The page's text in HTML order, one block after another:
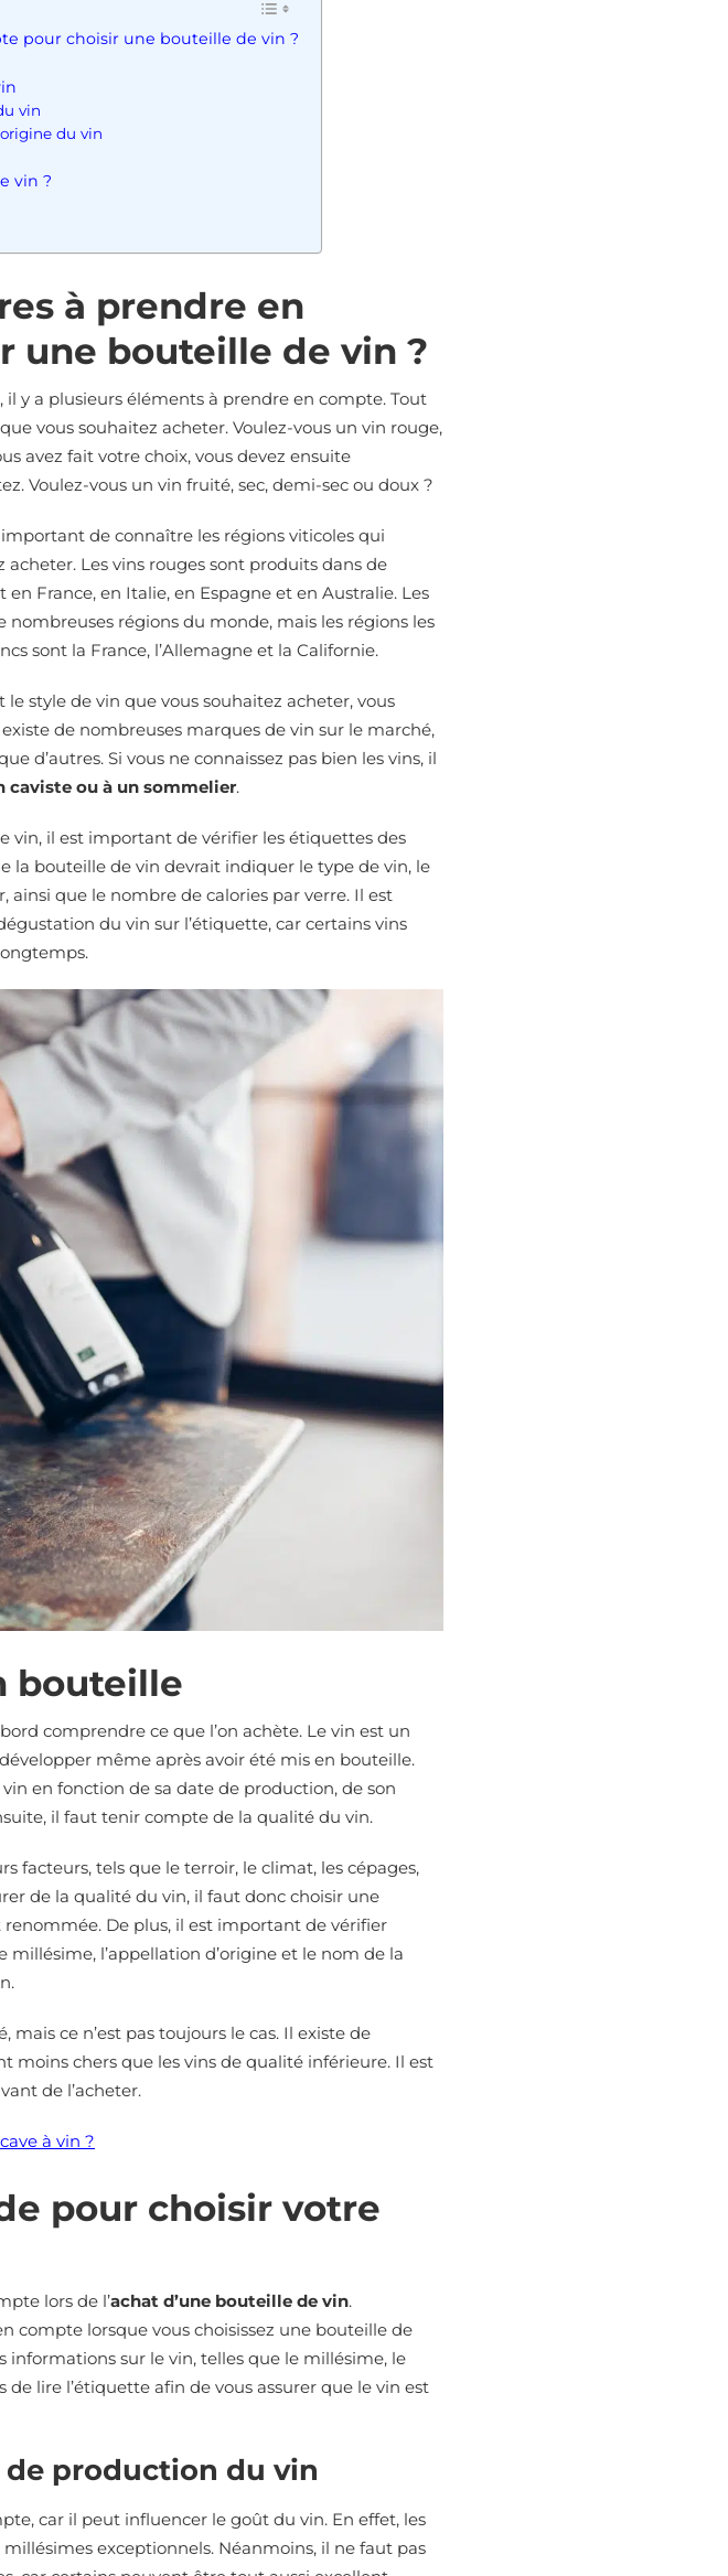
pour choisir une bouteille de vin ?
vin
du vin
vin ?
à prendre en
une bouteille de vin ?
il y a plusieurs éléments à prendre en compte. Tout
que vous souhaitez acheter. Voulez-vous un vin rouge,
avez fait votre choix, vous devez ensuite
Voulez-vous un vin fruité, sec, demi-sec ou doux ?
de connaître les régions viticoles qui
Les vins rouges sont produits dans de
France, en Italie, en Espagne et en Australie. Les
régions du monde, mais les régions les
sont la France, l’Allemagne et la Californie.
style de vin que vous souhaitez acheter, vous
existe de nombreuses marques de vin sur le marché,
d’autres. Si vous ne connaissez pas bien les vins, il
caviste ou à un sommelier.
vin, il est important de vérifier les étiquettes des
la bouteille de vin devrait indiquer le type de vin, le
ainsi que le nombre de calories par verre. Il est
du vin sur l’étiquette, car certains vins
bouteille
comprendre ce que l’on achète. Le vin est un
même après avoir été mis en bouteille.
en fonction de sa date de production, de son
il faut tenir compte de la qualité du vin.
facteurs, tels que le terroir, le climat, les cépages,
de la qualité du vin, il faut donc choisir une
De plus, il est important de vérifier
l’appellation d’origine et le nom de la
ce n’est pas toujours le cas. Il existe de
moins chers que les vins de qualité inférieure. Il est
de l’acheter.
à vin ?
pour choisir votre
lors de l’achat d’une bouteille de vin.
compte lorsque vous choisissez une bouteille de
informations sur le vin, telles que le millésime, le
lire l’étiquette afin de vous assurer que le vin est
de production du vin
car il peut influencer le goût du vin. En effet, les
exceptionnels. Néanmoins, il ne faut pas